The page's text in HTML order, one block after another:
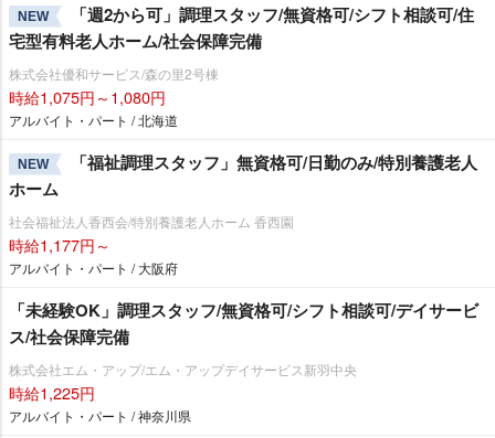
NEW
「週2から可」調理スタッフ/無資格可/シフト相談可/住
宅型有料老人ホーム/社会保障完備
株式会社優和サービス/森の里2号棟
時給1,075円～1,080円
アルバイト・パート / 北海道
NEW
「福祉調理スタッフ」無資格可/日勤のみ/特別養護老人
ホーム
社会福祉法人香西会/特別養護老人ホーム 香西園
時給1,177円～
アルバイト・パート / 大阪府
「未経験OK」調理スタッフ/無資格可/シフト相談可/デイサービ
ス/社会保障完備
株式会社エム・アップ/エム・アップデイサービス新羽中央
時給1,225円
アルバイト・パート / 神奈川県